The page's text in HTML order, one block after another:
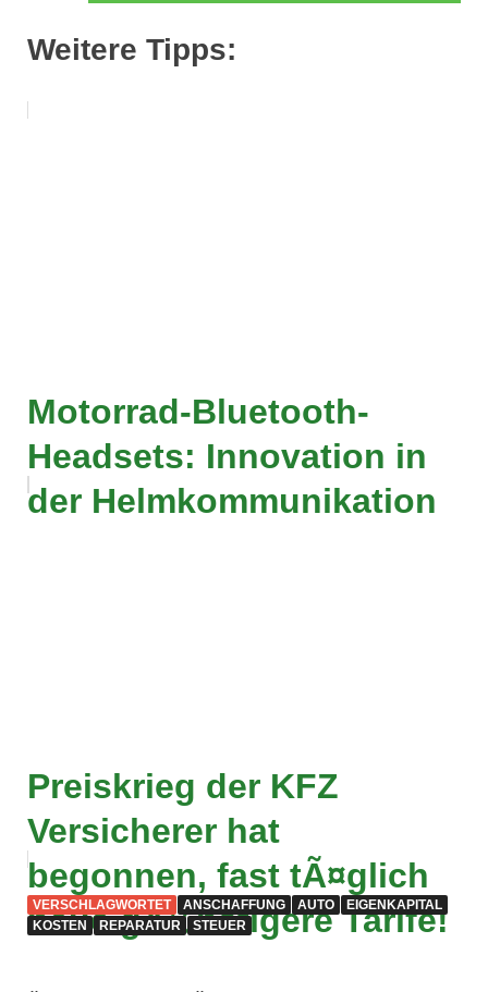
Weitere Tipps:
Motorrad-Bluetooth-
Headsets: Innovation in
der Helmkommunikation
Preiskrieg der KFZ
Versicherer hat
begonnen, fast tÃ¤glich
neue gÃ¼nstigere Tarife!
VERSCHLAGWORTET ANSCHAFFUNG AUTO
EIGENKAPITAL
KOSTEN
REPARATUR STEUER